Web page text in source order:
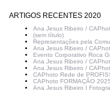
ARTIGOS RECENTES 2020
Ana Jesus Ribeiro /
(sem título)
Representações pela
Ana Jesus Ribeiro /
Evento Corporativo Roca
Ana Jesus Ribeiro /
Ana Jesus Ribeiro /
CAPhoto Rede de
CAPhoto FORMAÇÃO 2025
Ana Jesus Ribeiro I